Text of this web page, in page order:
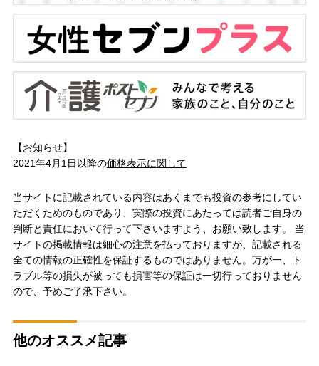
【お知らせ】
2021年4月1日以降の価格表示に関して
当サイトに記載されている内容はあくまでも投資の参考にしてい
ただくためのものであり、実際の投資にあたっては読者ご自身の
判断と責任において行って下さいますよう、お願い致します。 当
サイトの掲載情報は細心の注意を払っておりますが、記載される
全ての情報の正確性を保証するものではありません。万が一、ト
ラブル等の損失が被っても損害等の保証は一切行っておりません
ので、予めご了承下さい。
他のオススメ記事